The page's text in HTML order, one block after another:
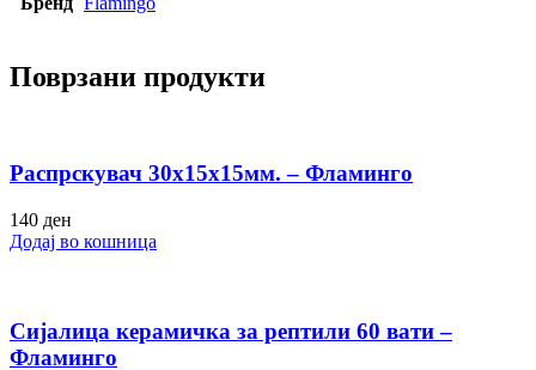
Поврзани продукти
Распрскувач 30х15х15мм. – Фламинго
140 ден
Додај во кошница
Сијалица керамичка за рептили 60 вати –
Фламинго